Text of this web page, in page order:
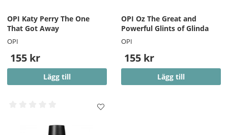
OPI Katy Perry The One
That Got Away
OPI
155 kr
Lägg till
OPI Oz The Great and
Powerful Glints of Glinda
OPI
155 kr
Lägg till